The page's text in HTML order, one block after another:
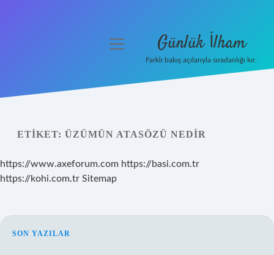
Yasal Uyarı
Hakkımızda
menüyü
Günlük İlham
Farklı bakış açılarıyla sıradanlığı kır.
ETIKET: ÜZÜMÜN ATASÖZÜ NEDIR
https://www.axeforum.com https://basi.com.tr
https://kohi.com.tr Sitemap
SIDEBAR
SON YAZILAR